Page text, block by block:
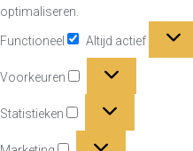
optimaliseren.
Functioneel Altijd actief
Voorkeuren
Statistieken
Marketing